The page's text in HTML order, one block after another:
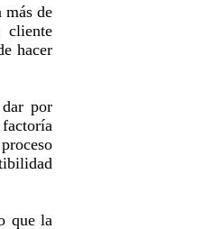
más de
cliente
hacer
por
que la